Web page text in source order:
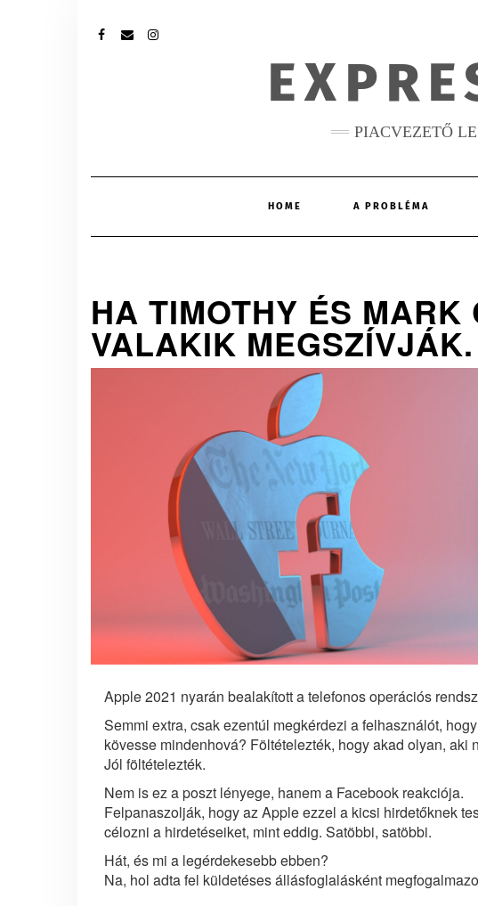
PIACVEZETŐ
HOME A PROBLÉMA
HA TIMOTHY ÉS MARK
VALAKIK
Apple 2021 nyarán bealakított a telefonos operációs
Semmi extra, csak ezentúl megkérdezi a felhasználót,
kövesse mindenhová? Föltételezték, hogy akad olyan, aki
Jól föltételezték.
Nem is ez a poszt lényege, hanem a Facebook reakciója.
Felpanaszolják, hogy az Apple ezzel a kicsi hirdetőknek
célozni a hirdetéseiket, mint eddig. Satöbbi, satöbbi.
Hát, és mi a legérdekesebb ebben?
Na, hol adta fel küldetéses állásfoglalásként